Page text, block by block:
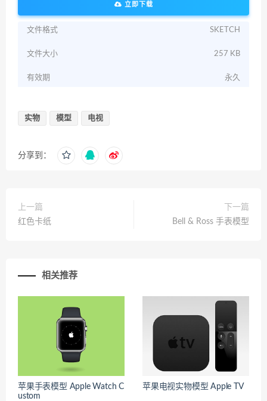
立即下载
文件格式 SKETCH
文件大小 257 KB
有效期 永久
实物 模型 电视
分享到：
上一篇
红色卡纸
下一篇
Bell & Ross 手表模型
相关推荐
苹果手表模型 Apple Watch C
ustom
苹果电视实物模型 Apple TV